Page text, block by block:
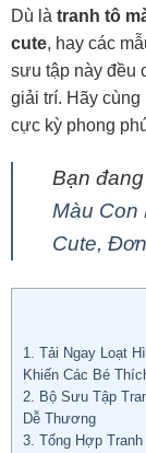
Dù là tranh tô
cute, hay các
sưu tập này đều
giải trí. Hãy cùng
cực kỳ phong
Bạn
Màu Con
Cute,
1. Tải Ngay Loạt
Khiến Các Bé
2. Bộ Sưu Tập
Dễ Thương
3. Tổng Hợp